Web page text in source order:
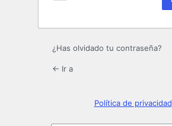
¿Has olvidado tu contraseña?
← Ir a
Política de privacidad